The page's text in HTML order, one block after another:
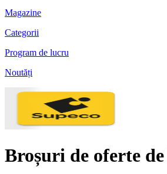
Magazine
Categorii
Program de lucru
Noutăți
Broșuri de oferte de